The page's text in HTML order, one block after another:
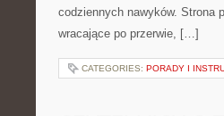
codziennych nawyków. Strona
wracające po przerwie, […]
CATEGORIES: PORADY I